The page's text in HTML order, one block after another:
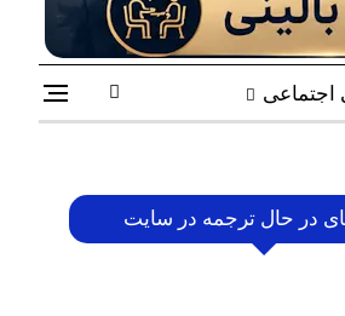
اجتماعی
در حال ترجمه در سایت